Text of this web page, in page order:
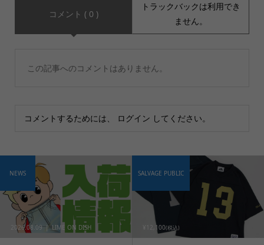
コメント ( 0 )
トラックバックは利用でき
ません。
この記事へのコメントはありません。
コメントするためには、 ログイン してください。
2026.08.09 LIME ON DISH
NEWS
¥12,100(税込)
SALVAGE PUBLIC